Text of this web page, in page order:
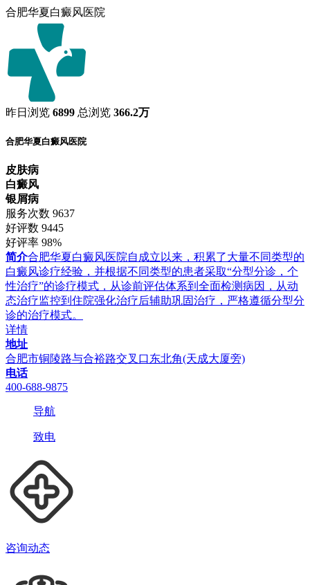
合肥华夏白癜风医院
昨日浏览 6899 总浏览 366.2万
合肥华夏白癜风医院
皮肤病
白癜风
银屑病
服务次数 9637
好评数 9445
好评率 98%
简介合肥华夏白癜风医院自成立以来，积累了大量不同类型的
白癜风诊疗经验，并根据不同类型的患者采取“分型分诊，个
性治疗”的诊疗模式，从诊前评估体系到全面检测病因，从动
态治疗监控到住院强化治疗后辅助巩固治疗，严格遵循分型分
诊的治疗模式。
详情
地址
合肥市铜陵路与合裕路交叉口东北角(天成大厦旁)
电话
400-688-9875
导航
致电
咨询动态